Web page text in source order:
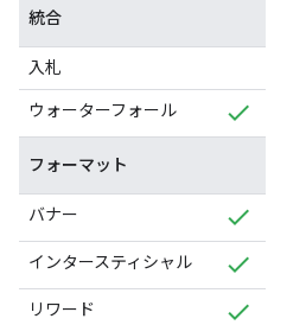
統合
入札
ウォーターフォール
フォーマット
バナー
インタースティシャル
リワード